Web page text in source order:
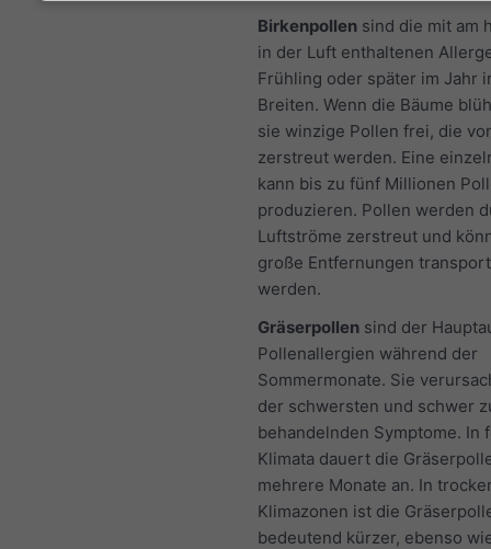
Birkenpollen sind die mit am
in der Luft enthaltenen
Frühling oder später im Jahr
Breiten. Wenn die Bäume
sie winzige Pollen frei, die
zerstreut werden. Eine
kann bis zu fünf Millionen
produzieren. Pollen werden
Luftströme zerstreut und
große Entfernungen
werden.
Gräserpollen sind der
Pollenallergien während der
Sommermonate. Sie
der schwersten und schwer
behandelnden Symptome. In
Klimata dauert die
mehrere Monate an. In
Klimazonen ist die
bedeutend kürzer, ebenso